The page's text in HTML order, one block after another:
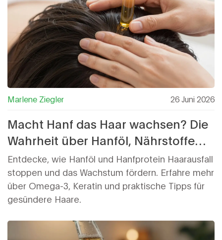
Marlene Ziegler 26 Juni 2026
Macht Hanf das Haar wachsen? Die
Wahrheit über Hanföl, Nährstoffe
und Haargesundheit
Entdecke, wie Hanföl und Hanfprotein Haarausfall
stoppen und das Wachstum fördern. Erfahre mehr
über Omega-3, Keratin und praktische Tipps für
gesündere Haare.